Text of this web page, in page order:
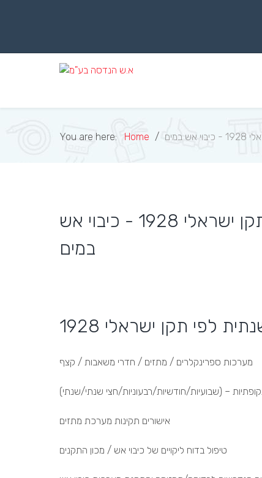
You are here: Home
תחזוקת מערכות ספרינקלרים תקן ישראלי 1928 - כיבוי אש
במים
לפי תקן ישראלי 1928
– (שבועיות/חודשיות/רבעוניות/חצי שנתי/שנתי)
אישורים תקינות מערכת מתזים
טיפול בדוח ליקויים של כיבוי אש / מכון התקנים